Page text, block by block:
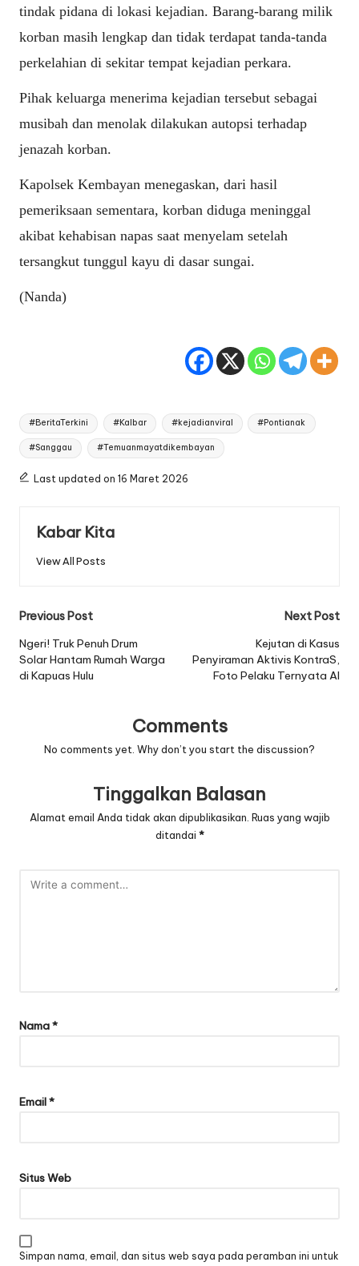
tindak pidana di lokasi kejadian. Barang-barang milik
korban masih lengkap dan tidak terdapat tanda-tanda
perkelahian di sekitar tempat kejadian perkara.
Pihak keluarga menerima kejadian tersebut sebagai
musibah dan menolak dilakukan autopsi terhadap
jenazah korban.
Kapolsek Kembayan menegaskan, dari hasil
pemeriksaan sementara, korban diduga meninggal
akibat kehabisan napas saat menyelam setelah
tersangkut tunggul kayu di dasar sungai.
(Nanda)
Tags:
#BeritaTerkini #Kalbar #kejadianviral #Pontianak
#Sanggau #Temuanmayatdikembayan
Last updated on 16 Maret 2026
Kabar Kita
View All Posts
Post
navigation
Previous Post
Ngeri! Truk Penuh Drum
Solar Hantam Rumah Warga
di Kapuas Hulu
Next Post
Kejutan di Kasus
Penyiraman Aktivis KontraS,
Foto Pelaku Ternyata AI
Comments
No comments yet. Why don’t you start the discussion?
Tinggalkan Balasan
Alamat email Anda tidak akan dipublikasikan. Ruas yang wajib
ditandai *
Nama*
Email*
Situs Web
Simpan nama, email, dan situs web saya pada peramban ini untuk